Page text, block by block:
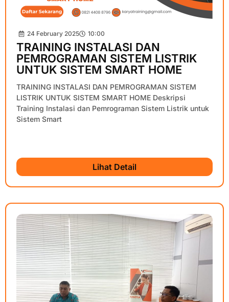
24 February 2025 10:00
TRAINING INSTALASI DAN
PEMROGRAMAN SISTEM LISTRIK
UNTUK SISTEM SMART HOME
TRAINING INSTALASI DAN PEMROGRAMAN SISTEM
LISTRIK UNTUK SISTEM SMART HOME Deskripsi
Training Instalasi dan Pemrograman Sistem Listrik untuk
Sistem Smart
Lihat Detail